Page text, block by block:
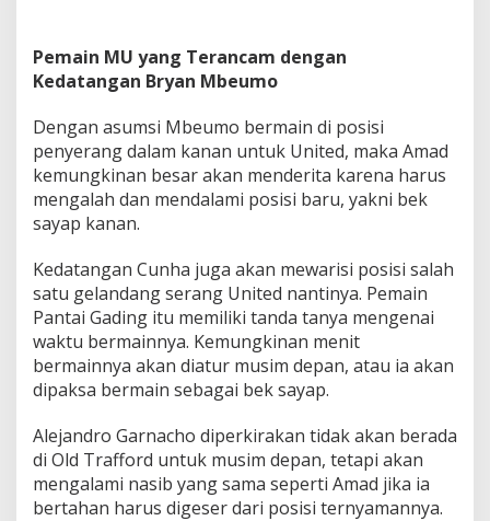
Pemain MU yang Terancam dengan
Kedatangan Bryan Mbeumo
Dengan asumsi Mbeumo bermain di posisi
penyerang dalam kanan untuk United, maka Amad
kemungkinan besar akan menderita karena harus
mengalah dan mendalami posisi baru, yakni bek
sayap kanan.
Kedatangan Cunha juga akan mewarisi posisi salah
satu gelandang serang United nantinya. Pemain
Pantai Gading itu memiliki tanda tanya mengenai
waktu bermainnya. Kemungkinan menit
bermainnya akan diatur musim depan, atau ia akan
dipaksa bermain sebagai bek sayap.
Alejandro Garnacho diperkirakan tidak akan berada
di Old Trafford untuk musim depan, tetapi akan
mengalami nasib yang sama seperti Amad jika ia
bertahan harus digeser dari posisi ternyamannya.